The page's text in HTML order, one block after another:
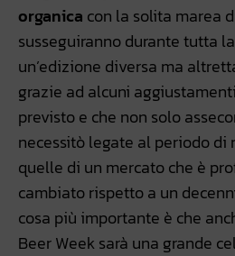
organica con la solita marea
susseguiranno durante tutta
un’edizione diversa ma
grazie ad alcuni
previsto e che non solo
necessitò legate al periodo di
quelle di un mercato che è
cambiato rispetto a un
cosa più importante è che
Beer Week sarà una grande